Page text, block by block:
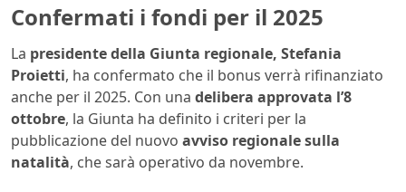
Confermati i fondi per il 2025
La presidente della Giunta regionale, Stefania
Proietti, ha confermato che il bonus verrà rifinanziato
anche per il 2025. Con una delibera approvata l’8
ottobre, la Giunta ha definito i criteri per la
pubblicazione del nuovo avviso regionale sulla
natalità, che sarà operativo da novembre.